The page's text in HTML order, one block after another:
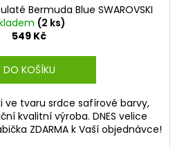
Bermuda Blue SWAROVSKI
(2 ks)
549 Kč
DO KOŠÍKU
ve tvaru srdce safírové barvy,
kvalitní výroba. DNES velice
ZDARMA k Vaší objednávce!